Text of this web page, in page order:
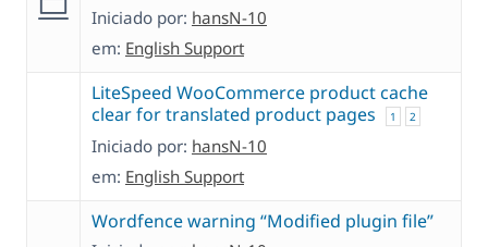
Iniciado por: hansN-10
em: English Support
LiteSpeed WooCommerce product cache
clear for translated product pages
1 2
Iniciado por: hansN-10
em: English Support
Wordfence warning “Modified plugin file”